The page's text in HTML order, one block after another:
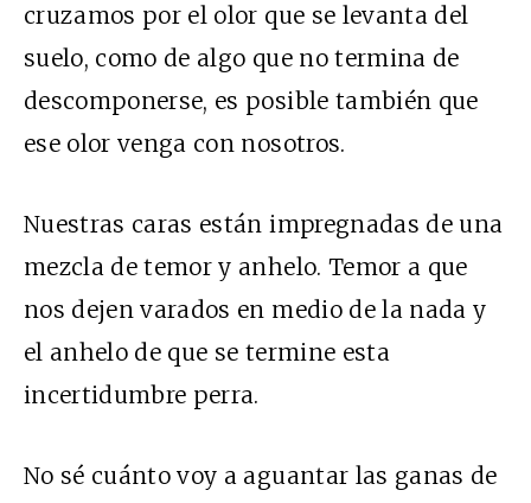
cruzamos por el olor que se levanta del
suelo, como de algo que no termina de
descomponerse, es posible también que
ese olor venga con nosotros.
Nuestras caras están impregnadas de una
mezcla de temor y anhelo. Temor a que
nos dejen varados en medio de la nada y
el anhelo de que se termine esta
incertidumbre perra.
No sé cuánto voy a aguantar las ganas de